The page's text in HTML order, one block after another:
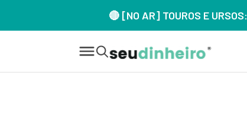
🔴 [NO AR] TOUROS E URSOS: